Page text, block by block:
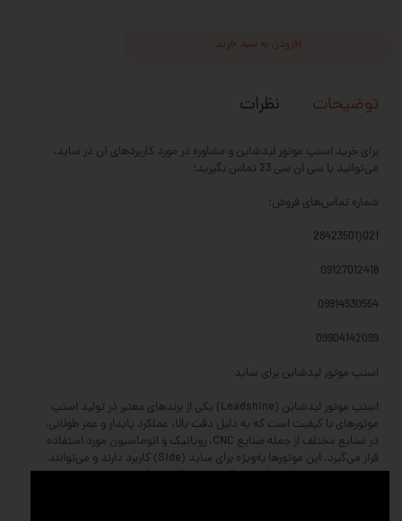
افزودن به سبد خرید
توضیحات نظرات
برای خرید استپ موتور لیدشاین و مشاوره در مورد کاربردهای آن در ساید،
می‌توانید با سی ان سی 23 تماس بگیرید:
شماره تماس‌های فروش:
021(28423501
09127012418
09914530554
09904142099
استپ موتور لیدشاین برای ساید
استپ موتور لیدشاین (Leadshine) یکی از برندهای معتبر در تولید استپ
موتورهای با کیفیت است که به دلیل دقت بالا، عملکرد پایدار و عمر طولانی،
در صنایع مختلف از جمله صنایع CNC، روباتیک و اتوماسیون مورد استفاده
قرار می‌گیرد. این موتورها به‌ویژه برای ساید (Side) کاربرد دارند و می‌توانند
در سیستم‌های انتقال حرکت با دقت بسیار بالا عمل کنند.